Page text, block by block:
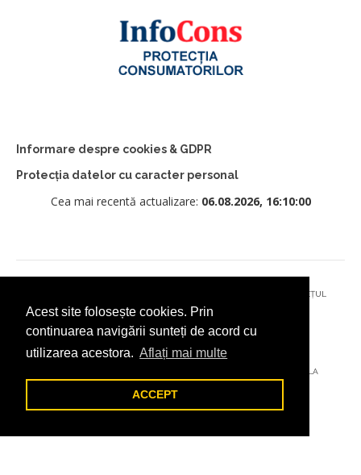
Acest site folosește cookies. Prin
continuarea navigării sunteți de acord cu
utilizarea acestora. Aflați mai multe
ACCEPT
Informare despre cookies & GDPR
Protecția datelor cu caracter personal
Cea mai recentă actualizare: 06.08.2026, 16:10:00
© 2026 - PRIMĂRIA MUNICIPIULUI CÂMPULUNG MOLDOVENESC, JUDEȚUL
SUCEAVA
AȚI ÎNTÂMPINAT O PROBLEMĂ TEHNICĂ? TRIMITEȚI-NE UN EMAIL LA
DIGITAL@ADDICTAD.RO